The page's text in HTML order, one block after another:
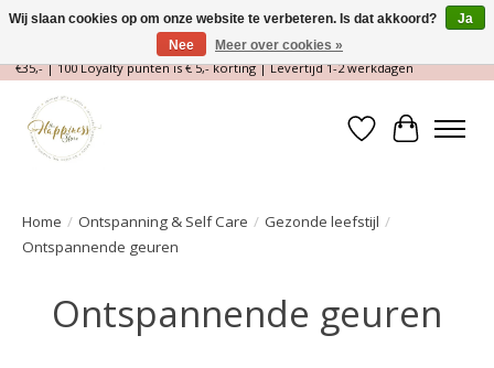
Magische Conceptstore, Edelstenen & Spirituele winkel | Gratis verzending >
€35,- | 100 Loyalty punten is € 5,- korting | Levertijd 1-2 werkdagen
Verlanglijst
Home / Ontspanning & Self Care / Gezonde leefstijl /
Ontspannende geuren
Ontspannende geuren
Wij slaan cookies op om onze website te verbeteren. Is dat akkoord?
Ja
Nee
Meer over cookies »